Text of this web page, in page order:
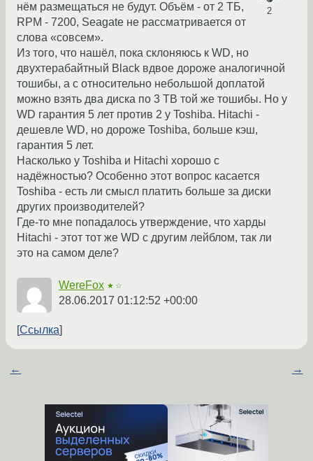
2
нём размещаться не будут. Объём - от 2 ТБ,
RPM - 7200, Seagate не рассматривается от
слова «совсем».
Из того, что нашёл, пока склоняюсь к WD, но
двухтерабайтный Black вдвое дороже аналогичной
тошибы, а с относительно небольшой доплатой
можно взять два диска по 3 TB той же тошибы. Но у
WD гарантия 5 лет против 2 у Toshiba. Hitachi -
дешевле WD, но дороже Toshiba, больше кэш,
гарантия 5 лет.
Насколько у Toshiba и Hitachi хорошо с
надёжностью? Особенно этот вопрос касается
Toshiba - есть ли смысл платить больше за диски
других производителей?
Где-то мне попадалось утверждение, что харды
Hitachi - этот тот же WD с другим лейблом, так ли
это на самом деле?
WereFox ★☆
28.06.2017 01:12:52 +00:00
Ссылка
← →